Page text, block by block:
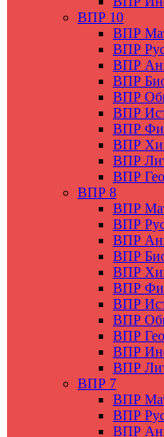
ВПР 10
ВПР
ВПР
ВПР
ВПР
ВПР
ВПР
ВПР
ВПР
ВПР
ВПР
ВПР 8
ВПР
ВПР
ВПР
ВПР
ВПР
ВПР
ВПР
ВПР
ВПР
ВПР
ВПР
ВПР 7
ВПР
ВПР
ВПР